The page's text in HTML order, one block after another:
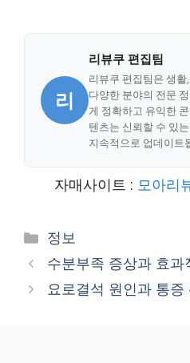
리
리뷰쿠 편집팀
리뷰쿠 편집팀은 생
다양한 분야의 전문
게 정확하고 유익한
텐츠는 신뢰할 수 있
지속적으로 업데이트
자매사이트 : 모아리
Categories
정보
수분부족 증상과 효과
요로결석 원인과 통증